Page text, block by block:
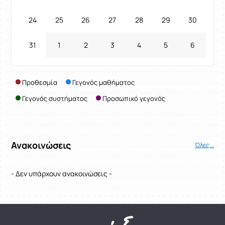
24 25 26 27 28 29 30
31 1 2 3 4 5 6
Προθεσμία
Γεγονός μαθήματος
Γεγονός συστήματος
Προσωπικό γεγονός
Ανακοινώσεις Όλες...
- Δεν υπάρχουν ανακοινώσεις -